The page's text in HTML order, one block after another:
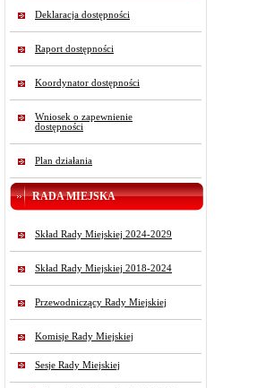
Deklaracja dostępności
Raport dostępności
Koordynator dostępności
Wniosek o zapewnienie
dostępności
Plan działania
RADA MIEJSKA
Skład Rady Miejskiej 2024-2029
Skład Rady Miejskiej 2018-2024
Przewodniczący Rady Miejskiej
Komisje Rady Miejskiej
Sesje Rady Miejskiej